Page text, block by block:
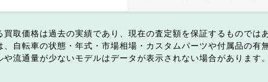
買取価格は過去の実績であり、現在の査定額を保証するものでは
、自転車の状態・年式・市場相場・カスタムパーツや付属品の有
や流通量が少ないモデルはデータが表示されない場合があります。